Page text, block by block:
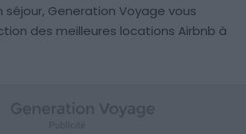
séjour, Generation Voyage vous
des meilleures locations Airbnb à